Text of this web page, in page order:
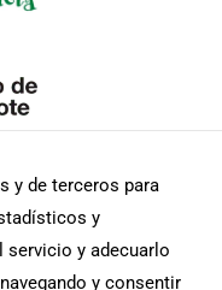
y de terceros para
y
servicio y adecuarlo
y consentir
opcionales.
que